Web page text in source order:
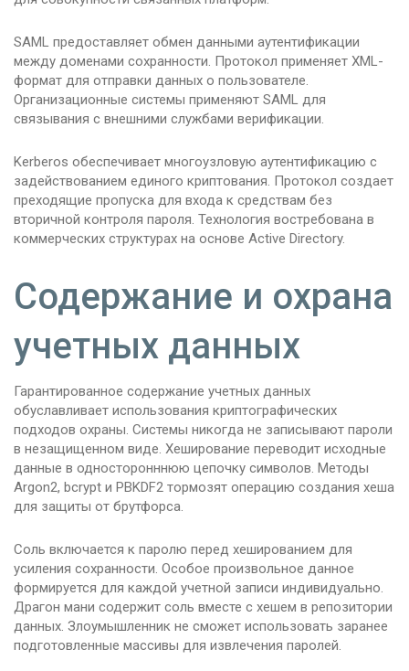
SAML предоставляет обмен данными аутентификации
между доменами сохранности. Протокол применяет XML-
формат для отправки данных о пользователе.
Организационные системы применяют SAML для
связывания с внешними службами верификации.
Kerberos обеспечивает многоузловую аутентификацию с
задействованием единого криптования. Протокол создает
преходящие пропуска для входа к средствам без
вторичной контроля пароля. Технология востребована в
коммерческих структурах на основе Active Directory.
Содержание и охрана
учетных данных
Гарантированное содержание учетных данных
обуславливает использования криптографических
подходов охраны. Системы никогда не записывают пароли
в незащищенном виде. Хеширование переводит исходные
данные в односторонннюю цепочку символов. Методы
Argon2, bcrypt и PBKDF2 тормозят операцию создания хеша
для защиты от брутфорса.
Соль включается к паролю перед хешированием для
усиления сохранности. Особое произвольное данное
формируется для каждой учетной записи индивидуально.
Драгон мани содержит соль вместе с хешем в репозитории
данных. Злоумышленник не сможет использовать заранее
подготовленные массивы для извлечения паролей.